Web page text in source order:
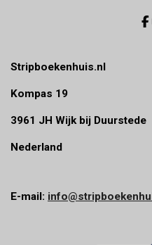
Stripboekenhuis.nl
Kompas 19
3961 JH Wijk bij Duurstede
Nederland
E-mail: